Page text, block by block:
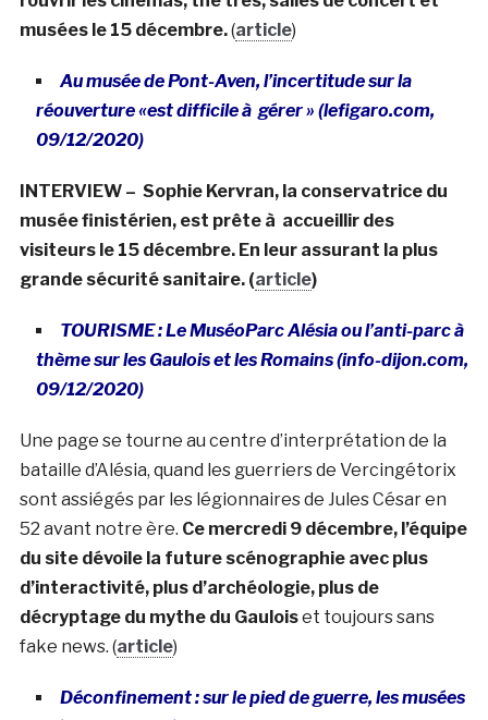
musées le 15 décembre.(article)
Au musée de Pont-Aven, l’incertitude sur la
réouverture «est difficile à gérer » (lefigaro.com,
09/12/2020)
INTERVIEW – Sophie Kervran, la conservatrice du
musée finistérien, est prête à accueillir des
visiteurs le 15 décembre. En leur assurant la plus
grande sécurité sanitaire. (article)
TOURISME : Le MuséoParc Alésia ou l’anti-parc à
thème sur les Gaulois et les Romains (info-dijon.com,
09/12/2020)
Une page se tourne au centre d’interprétation de la
bataille d’Alésia, quand les guerriers de Vercingétorix
sont assiégés par les légionnaires de Jules César en
52 avant notre ère. Ce mercredi 9 décembre, l’équipe
du site dévoile la future scénographie avec plus
d’interactivité, plus d’archéologie, plus de
décryptage du mythe du Gauloiset toujours sans
fake news. (article)
Déconfinement : sur le pied de guerre, les musées